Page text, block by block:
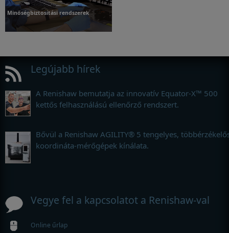
Minőségbiztosítási rendszerek
Minőségbiztosítási
rendszerek
Legújabb hírek
A Renishaw bemutatja az innovatív Equator-X™ 500
kettős felhasználású ellenőrző rendszert.
Bővül a Renishaw AGILITY® 5 tengelyes,
koordináta-mérőgépek kínálata.
Vegye fel a kapcsolatot a Renishaw-val
Online űrlap